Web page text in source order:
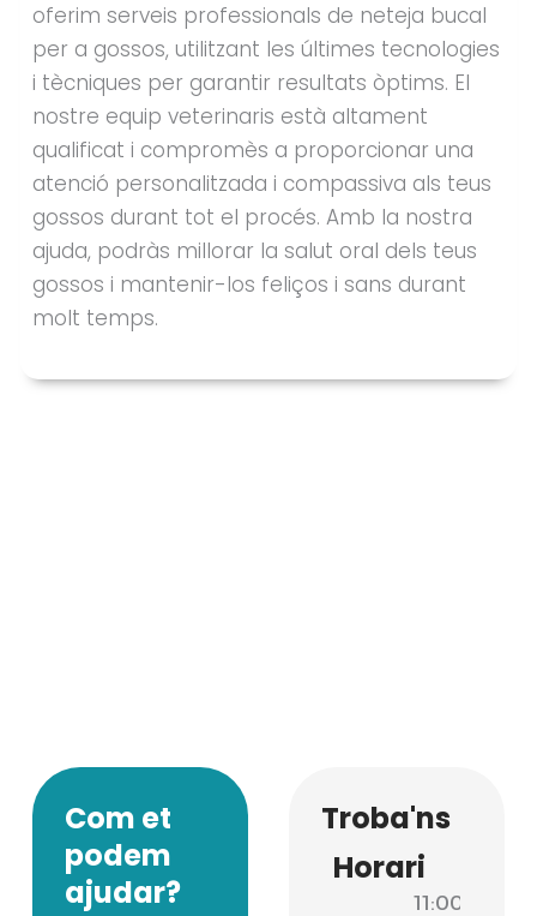
oferim serveis professionals de neteja bucal
per a gossos, utilitzant les últimes tecnologies
i tècniques per garantir resultats òptims. El
nostre equip veterinaris està altament
qualificat i compromès a proporcionar una
atenció personalitzada i compassiva als teus
gossos durant tot el procés. Amb la nostra
ajuda, podràs millorar la salut oral dels teus
gossos i mantenir-los feliços i sans durant
molt temps.
Com et
podem
ajudar?
Troba'ns
Horari
11:00